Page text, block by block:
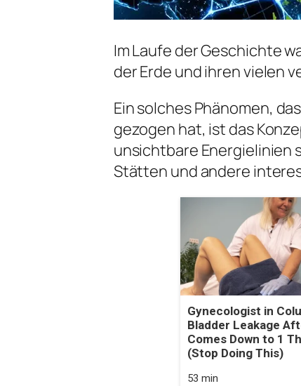
Im Laufe der Geschichte
der Erde und ihren vielen
Ein solches Phänomen,
gezogen hat, ist das
unsichtbare Energielinien
Stätten und andere
Gynecologist in
Bladder Leakage
Comes Down to 1
(Stop Doing This)
53 min